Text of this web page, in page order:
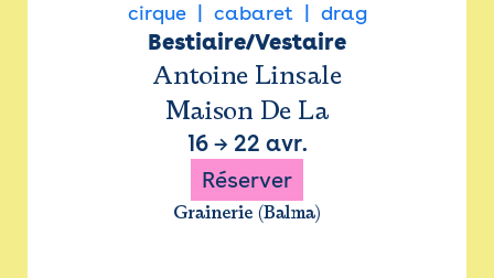
cirque cabaret drag
Bestiaire/Vestaire
Antoine Linsale
Maison De La
16→ 22 avr.
Réserver
Grainerie (Balma)